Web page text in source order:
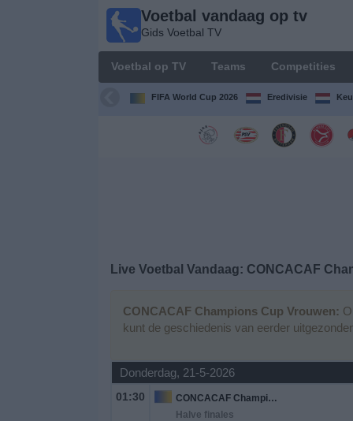
Voetbal vandaag op tv
Gids Voetbal TV
Voetbal op TV Teams Competities
FIFA World Cup 2026 Eredivisie
Live Voetbal Vandaag: CONCACAF
CONCACAF Champions Cup Vrouwen:
kunt de geschiedenis van eerder
Donderdag, 21-5-2026
01:30
CONCACAF Champions Cup Vrouwen
Halve finales